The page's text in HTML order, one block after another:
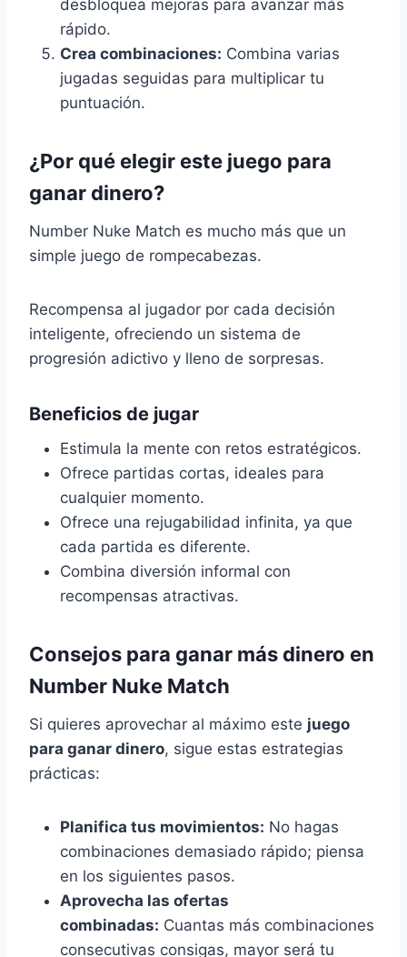
desbloquea mejoras para avanzar más
rápido.
Crea combinaciones: Combina varias
jugadas seguidas para multiplicar tu
puntuación.
¿Por qué elegir este juego para
ganar dinero?
Number Nuke Match es mucho más que un
simple juego de rompecabezas.
Recompensa al jugador por cada decisión
inteligente, ofreciendo un sistema de
progresión adictivo y lleno de sorpresas.
Beneficios de jugar
Estimula la mente con retos estratégicos.
Ofrece partidas cortas, ideales para
cualquier momento.
Ofrece una rejugabilidad infinita, ya que
cada partida es diferente.
Combina diversión informal con
recompensas atractivas.
Consejos para ganar más dinero en
Number Nuke Match
Si quieres aprovechar al máximo este juego
para ganar dinero, sigue estas estrategias
prácticas:
Planifica tus movimientos: No hagas
combinaciones demasiado rápido; piensa
en los siguientes pasos.
Aprovecha las ofertas
combinadas: Cuantas más combinaciones
consecutivas consigas, mayor será tu